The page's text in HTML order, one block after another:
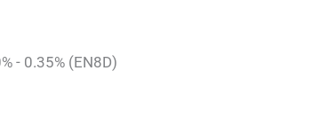
- 0.35% (EN8D)